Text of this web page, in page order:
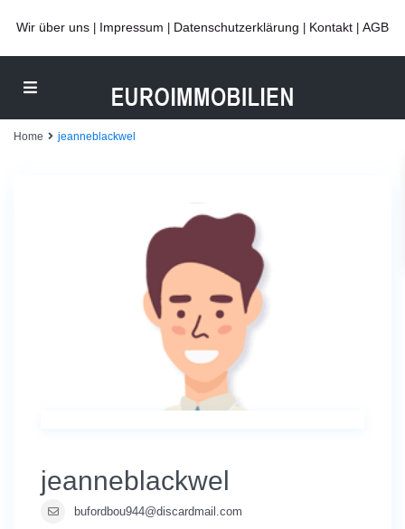
Wir über uns Impressum Datenschutzerklärung Kontakt AGB
Home jeanneblackwel
jeanneblackwel
bufordbou944@discardmail.com